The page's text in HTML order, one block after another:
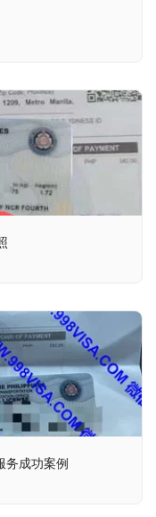
务成功案例